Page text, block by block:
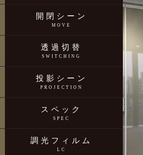
開閉シーン
MOVE
透過切替
SWITCHING
投影シーン
PROJECTION
スペック
SPEC
調光フィルム
LC